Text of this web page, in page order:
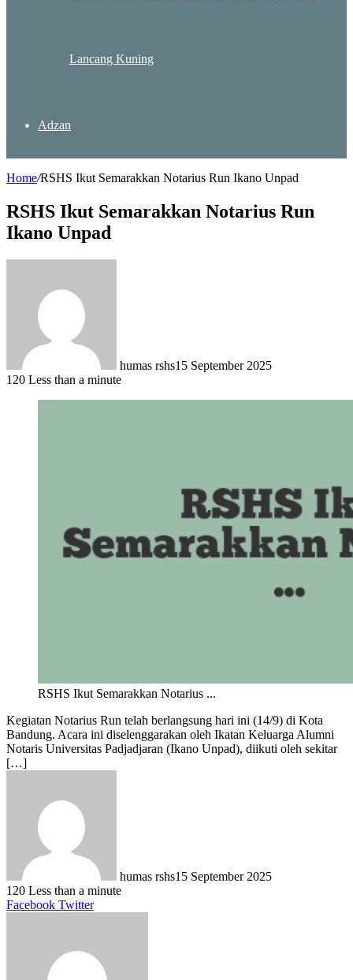
Lancang Kuning
Adzan
Home/RSHS Ikut Semarakkan Notarius Run Ikano Unpad
RSHS Ikut Semarakkan Notarius Run
Ikano Unpad
humas rshs15 September 2025
120 Less than a minute
RSHS Ikut Semarakkan Notarius ...
Kegiatan Notarius Run telah berlangsung hari ini (14/9) di Kota
Bandung. Acara ini diselenggarakan oleh Ikatan Keluarga Alumni
Notaris Universitas Padjadjaran (Ikano Unpad), diikuti oleh sekitar
[…]
humas rshs15 September 2025
120 Less than a minute
Facebook TwitterLinkedIn
Tumblr
Pinterest
Reddit
VKontakte
Share
Print